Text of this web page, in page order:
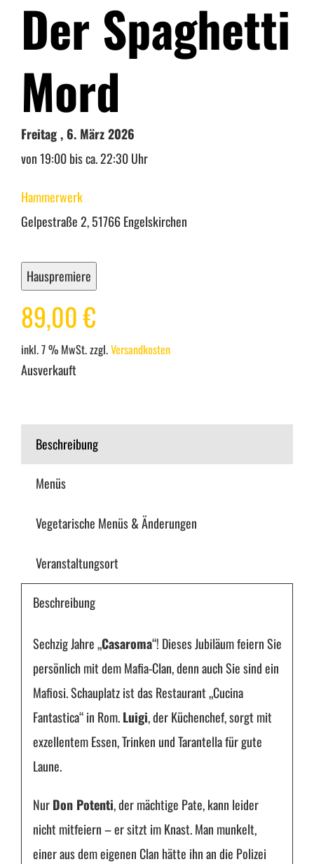
Warenkorb
Mein Konto
Der Spaghetti
Mord
Freitag , 6. März 2026
von 19:00 bis ca. 22:30 Uhr
Hammerwerk
Gelpestraße 2, 51766 Engelskirchen
Hauspremiere
89,00€
inkl. 7 % MwSt.zzgl.Versandkosten
Ausverkauft
Beschreibung
Menüs
Vegetarische Menüs & Änderungen
Veranstaltungsort
Beschreibung
Sechzig Jahre „Casaroma“! Dieses Jubiläum feiern Sie
persönlich mit dem Mafia-Clan, denn auch Sie sind ein
Mafiosi. Schauplatz ist das Restaurant „Cucina
Fantastica“ in Rom.Luigi, der Küchenchef, sorgt mit
exzellentem Essen, Trinken und Tarantella für gute
Laune.
NurDon Potenti, der mächtige Pate, kann leider
nicht mitfeiern – er sitzt im Knast. Man munkelt,
einer aus dem eigenen Clan hätte ihn an die Polizei